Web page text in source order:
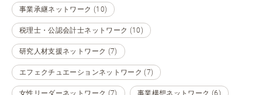
事業承継ネットワーク (10)
税理士・公認会計士ネットワーク (10)
研究人材支援ネットワーク (7)
エフェクチュエーションネットワーク (7)
女性リーダーネットワーク (7) 事業構想ネットワーク (6)